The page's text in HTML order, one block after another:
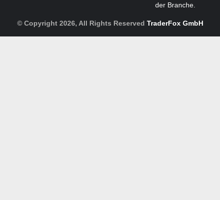
der Branche.
© Copyright 2026, All Rights Reserved TraderFox GmbH